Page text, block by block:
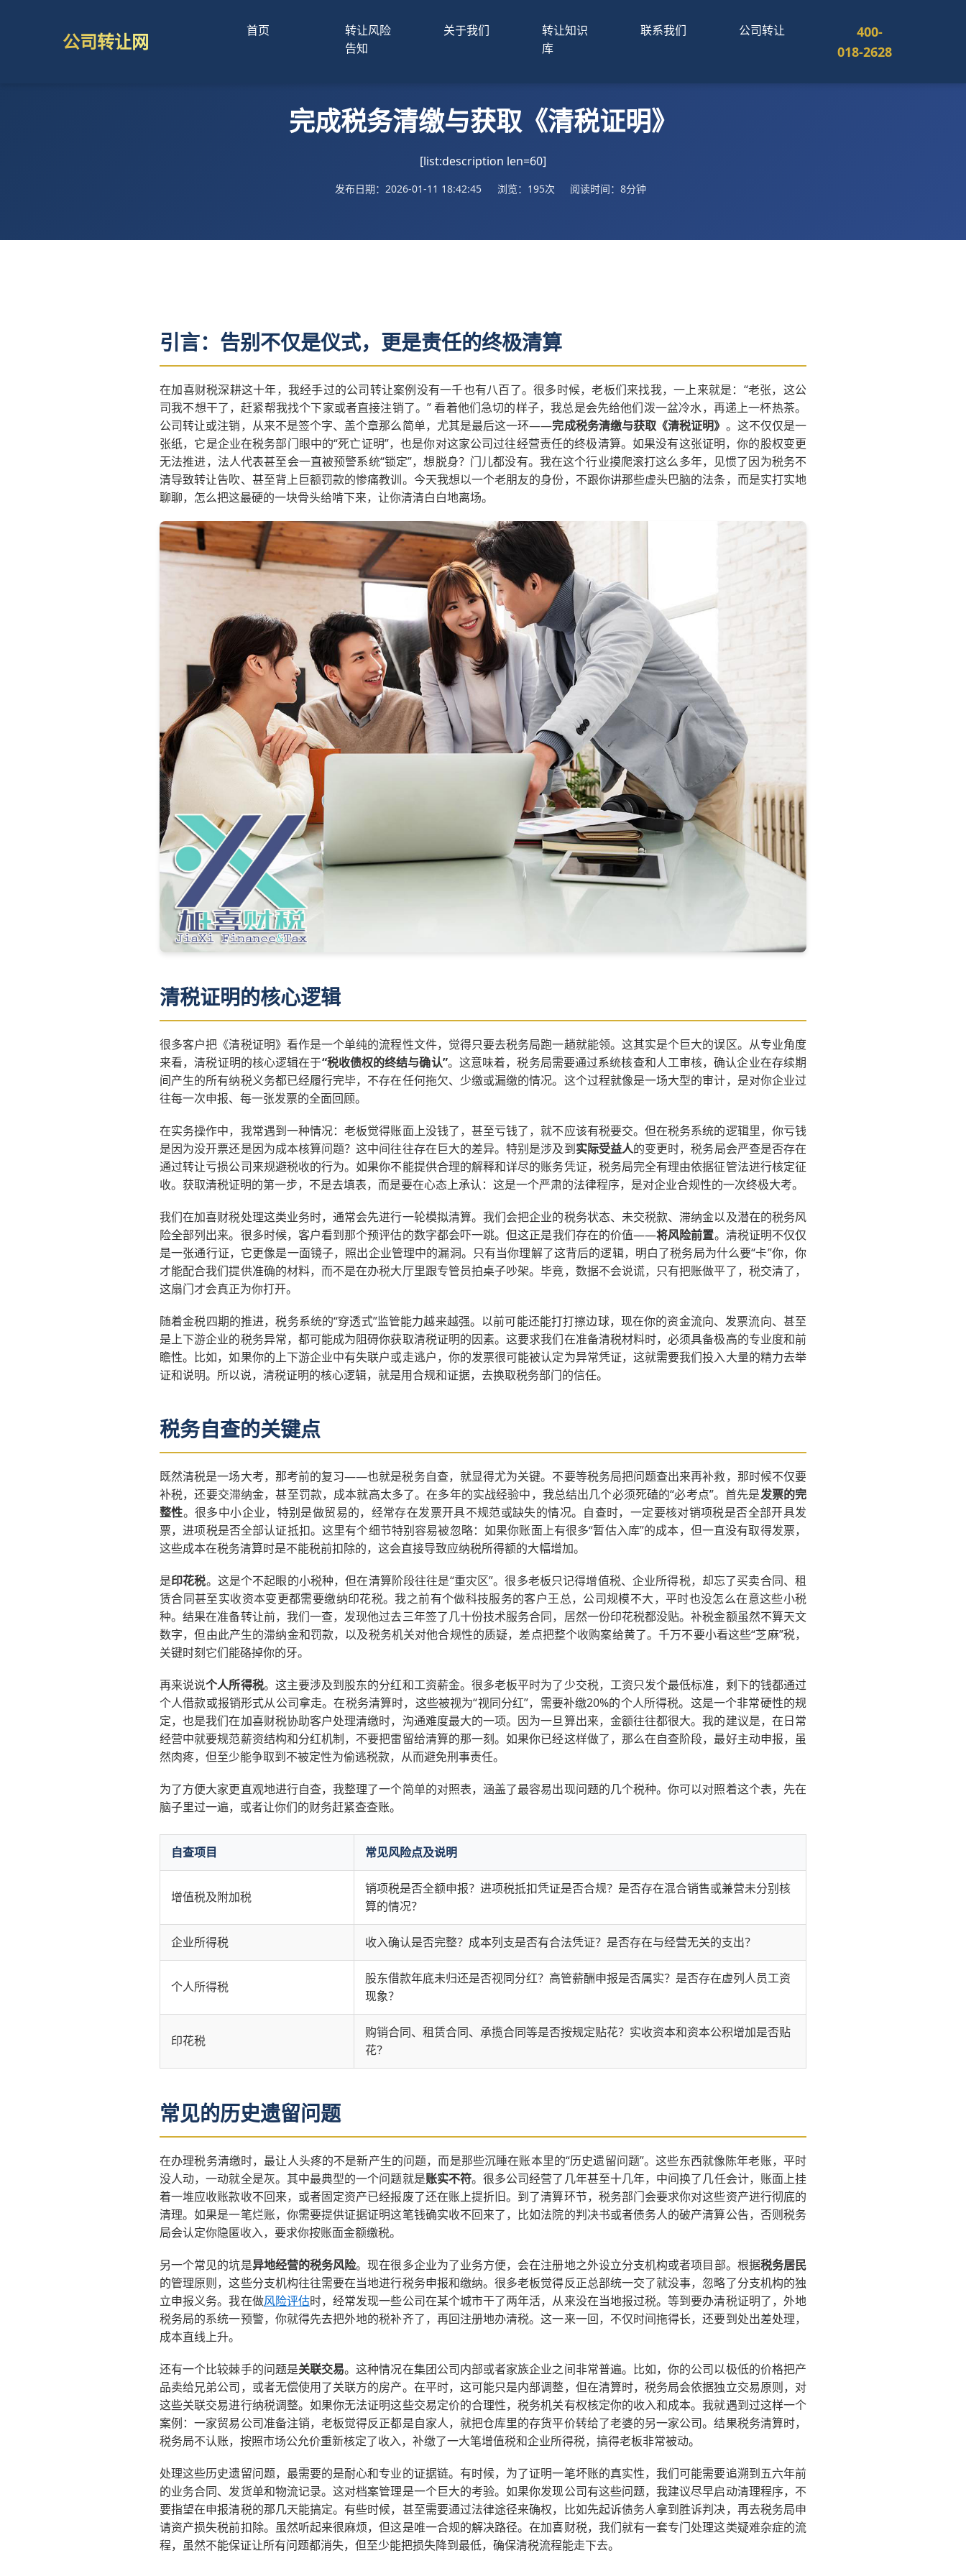
公司转让网 首页
转让风险
告知
关于我们
转让知识
库
联系我们 公司转让
400-
018-2628
完成税务清缴与获取《清税证明》
[list:description len=60]
发布日期：2026-01-11 18:42:45 浏览：195次 阅读时间：8分钟
引言：告别不仅是仪式，更是责任的终极清算
在加喜财税深耕这十年，我经手过的公司转让案例没有一千也有八百了。很多时候，老板们来找我，一上来就是：“老张，这公
司我不想干了，赶紧帮我找个下家或者直接注销了。” 看着他们急切的样子，我总是会先给他们泼一盆冷水，再递上一杯热茶。
公司转让或注销，从来不是签个字、盖个章那么简单，尤其是最后这一环——完成税务清缴与获取《清税证明》 。这不仅仅是一
张纸，它是企业在税务部门眼中的“死亡证明”，也是你对这家公司过往经营责任的终极清算。如果没有这张证明，你的股权变更
无法推进，法人代表甚至会一直被预警系统“锁定”，想脱身？门儿都没有。我在这个行业摸爬滚打这么多年，见惯了因为税务不
清导致转让告吹、甚至背上巨额罚款的惨痛教训。今天我想以一个老朋友的身份，不跟你讲那些虚头巴脑的法条，而是实打实地
聊聊，怎么把这最硬的一块骨头给啃下来，让你清清白白地离场。
清税证明的核心逻辑
很多客户把《清税证明》看作是一个单纯的流程性文件，觉得只要去税务局跑一趟就能领。这其实是个巨大的误区。从专业角度
来看，清税证明的核心逻辑在于“税收债权的终结与确认”。这意味着，税务局需要通过系统核查和人工审核，确认企业在存续期
间产生的所有纳税义务都已经履行完毕，不存在任何拖欠、少缴或漏缴的情况。这个过程就像是一场大型的审计，是对你企业过
往每一次申报、每一张发票的全面回顾。
在实务操作中，我常遇到一种情况：老板觉得账面上没钱了，甚至亏钱了，就不应该有税要交。但在税务系统的逻辑里，你亏钱
是因为没开票还是因为成本核算问题？这中间往往存在巨大的差异。特别是涉及到实际受益人的变更时，税务局会严查是否存在
通过转让亏损公司来规避税收的行为。如果你不能提供合理的解释和详尽的账务凭证，税务局完全有理由依据征管法进行核定征
收。获取清税证明的第一步，不是去填表，而是要在心态上承认：这是一个严肃的法律程序，是对企业合规性的一次终极大考。
我们在加喜财税处理这类业务时，通常会先进行一轮模拟清算。我们会把企业的税务状态、未交税款、滞纳金以及潜在的税务风
险全部列出来。很多时候，客户看到那个预评估的数字都会吓一跳。但这正是我们存在的价值——将风险前置。清税证明不仅仅
是一张通行证，它更像是一面镜子，照出企业管理中的漏洞。只有当你理解了这背后的逻辑，明白了税务局为什么要“卡”你，你
才能配合我们提供准确的材料，而不是在办税大厅里跟专管员拍桌子吵架。毕竟，数据不会说谎，只有把账做平了，税交清了，
这扇门才会真正为你打开。
随着金税四期的推进，税务系统的“穿透式”监管能力越来越强。以前可能还能打打擦边球，现在你的资金流向、发票流向、甚至
是上下游企业的税务异常，都可能成为阻碍你获取清税证明的因素。这要求我们在准备清税材料时，必须具备极高的专业度和前
瞻性。比如，如果你的上下游企业中有失联户或走逃户，你的发票很可能被认定为异常凭证，这就需要我们投入大量的精力去举
证和说明。所以说，清税证明的核心逻辑，就是用合规和证据，去换取税务部门的信任。
税务自查的关键点
既然清税是一场大考，那考前的复习——也就是税务自查，就显得尤为关键。不要等税务局把问题查出来再补救，那时候不仅要
补税，还要交滞纳金，甚至罚款，成本就高太多了。在多年的实战经验中，我总结出几个必须死磕的“必考点”。首先是发票的完
整性。很多中小企业，特别是做贸易的，经常存在发票开具不规范或缺失的情况。自查时，一定要核对销项税是否全部开具发
票，进项税是否全部认证抵扣。这里有个细节特别容易被忽略：如果你账面上有很多“暂估入库”的成本，但一直没有取得发票，
这些成本在税务清算时是不能税前扣除的，这会直接导致应纳税所得额的大幅增加。
是印花税。这是个不起眼的小税种，但在清算阶段往往是“重灾区”。很多老板只记得增值税、企业所得税，却忘了买卖合同、租
赁合同甚至实收资本变更都需要缴纳印花税。我之前有个做科技服务的客户王总，公司规模不大，平时也没怎么在意这些小税
种。结果在准备转让前，我们一查，发现他过去三年签了几十份技术服务合同，居然一份印花税都没贴。补税金额虽然不算天文
数字，但由此产生的滞纳金和罚款，以及税务机关对他合规性的质疑，差点把整个收购案给黄了。千万不要小看这些“芝麻”税，
关键时刻它们能硌掉你的牙。
再来说说个人所得税。这主要涉及到股东的分红和工资薪金。很多老板平时为了少交税，工资只发个最低标准，剩下的钱都通过
个人借款或报销形式从公司拿走。在税务清算时，这些被视为“视同分红”，需要补缴20%的个人所得税。这是一个非常硬性的规
定，也是我们在加喜财税协助客户处理清缴时，沟通难度最大的一项。因为一旦算出来，金额往往都很大。我的建议是，在日常
经营中就要规范薪资结构和分红机制，不要把雷留给清算的那一刻。如果你已经这样做了，那么在自查阶段，最好主动申报，虽
然肉疼，但至少能争取到不被定性为偷逃税款，从而避免刑事责任。
为了方便大家更直观地进行自查，我整理了一个简单的对照表，涵盖了最容易出现问题的几个税种。你可以对照着这个表，先在
脑子里过一遍，或者让你们的财务赶紧查查账。
自查项目 常见风险点及说明
增值税及附加税
销项税是否全额申报？进项税抵扣凭证是否合规？是否存在混合销售或兼营未分别核
算的情况？
企业所得税 收入确认是否完整？成本列支是否有合法凭证？是否存在与经营无关的支出？
个人所得税
股东借款年底未归还是否视同分红？高管薪酬申报是否属实？是否存在虚列人员工资
现象？
印花税
购销合同、租赁合同、承揽合同等是否按规定贴花？实收资本和资本公积增加是否贴
花？
常见的历史遗留问题
在办理税务清缴时，最让人头疼的不是新产生的问题，而是那些沉睡在账本里的“历史遗留问题”。这些东西就像陈年老账，平时
没人动，一动就全是灰。其中最典型的一个问题就是账实不符。很多公司经营了几年甚至十几年，中间换了几任会计，账面上挂
着一堆应收账款收不回来，或者固定资产已经报废了还在账上提折旧。到了清算环节，税务部门会要求你对这些资产进行彻底的
清理。如果是一笔烂账，你需要提供证据证明这笔钱确实收不回来了，比如法院的判决书或者债务人的破产清算公告，否则税务
局会认定你隐匿收入，要求你按账面金额缴税。
另一个常见的坑是异地经营的税务风险。现在很多企业为了业务方便，会在注册地之外设立分支机构或者项目部。根据税务居民
的管理原则，这些分支机构往往需要在当地进行税务申报和缴纳。很多老板觉得反正总部统一交了就没事，忽略了分支机构的独
立申报义务。我在做风险评估时，经常发现一些公司在某个城市干了两年活，从来没在当地报过税。等到要办清税证明了，外地
税务局的系统一预警，你就得先去把外地的税补齐了，再回注册地办清税。这一来一回，不仅时间拖得长，还要到处出差处理，
成本直线上升。
还有一个比较棘手的问题是关联交易。这种情况在集团公司内部或者家族企业之间非常普遍。比如，你的公司以极低的价格把产
品卖给兄弟公司，或者无偿使用了关联方的房产。在平时，这可能只是内部调整，但在清算时，税务局会依据独立交易原则，对
这些关联交易进行纳税调整。如果你无法证明这些交易定价的合理性，税务机关有权核定你的收入和成本。我就遇到过这样一个
案例：一家贸易公司准备注销，老板觉得反正都是自家人，就把仓库里的存货平价转给了老婆的另一家公司。结果税务清算时，
税务局不认账，按照市场公允价重新核定了收入，补缴了一大笔增值税和企业所得税，搞得老板非常被动。
处理这些历史遗留问题，最需要的是耐心和专业的证据链。有时候，为了证明一笔坏账的真实性，我们可能需要追溯到五六年前
的业务合同、发货单和物流记录。这对档案管理是一个巨大的考验。如果你发现公司有这些问题，我建议尽早启动清理程序，不
要指望在申报清税的那几天能搞定。有些时候，甚至需要通过法律途径来确权，比如先起诉债务人拿到胜诉判决，再去税务局申
请资产损失税前扣除。虽然听起来很麻烦，但这是唯一合规的解决路径。在加喜财税，我们就有一套专门处理这类疑难杂症的流
程，虽然不能保证让所有问题都消失，但至少能把损失降到最低，确保清税流程能走下去。